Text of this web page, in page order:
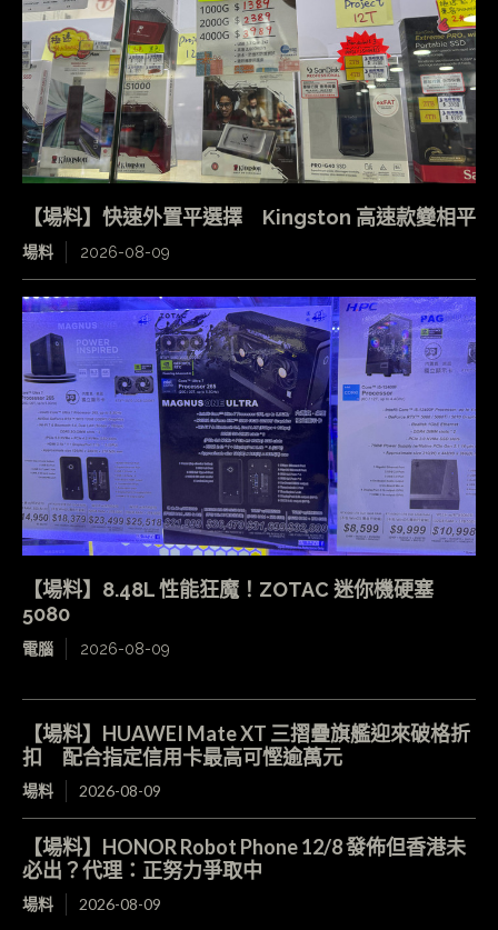
【場料】快速外置平選擇 Kingston 高速款變相平
場料 2026-08-09
【場料】8.48L 性能狂魔！ZOTAC 迷你機硬塞
5080
電腦 2026-08-09
【場料】HUAWEI Mate XT 三摺疊旗艦迎來破格折
扣 配合指定信用卡最高可慳逾萬元
場料 2026-08-09
【場料】HONOR Robot Phone 12/8 發佈但香港未
必出？代理：正努力爭取中
場料 2026-08-09